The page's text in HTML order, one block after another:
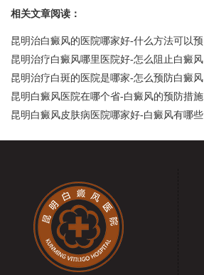
相关文章阅读：
昆明治白癜风的医院哪家好-什么方法可以预
昆明治疗白癜风哪里医院好-怎么阻止白癜风
昆明治疗白斑的医院是哪家-怎么预防白癜风
昆明白癜风医院在哪个省-白癜风的预防措施
昆明白癜风皮肤病医院哪家好-白癜风有哪些